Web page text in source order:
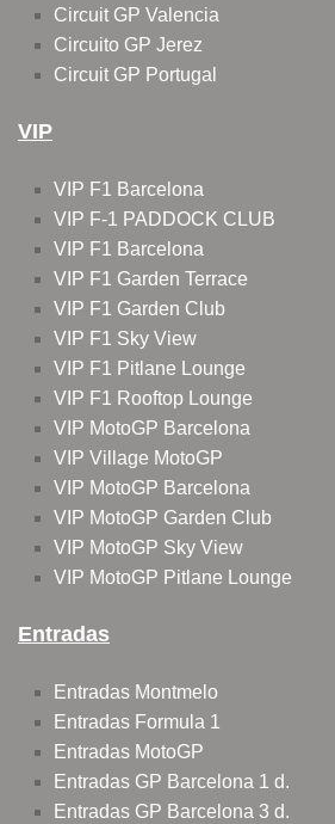
Circuit GP Valencia
Circuito GP Jerez
Circuit GP Portugal
VIP
VIP F1 Barcelona
VIP F-1 PADDOCK CLUB
VIP F1 Barcelona
VIP F1 Garden Terrace
VIP F1 Garden Club
VIP F1 Sky View
VIP F1 Pitlane Lounge
VIP F1 Rooftop Lounge
VIP MotoGP Barcelona
VIP Village MotoGP
VIP MotoGP Barcelona
VIP MotoGP Garden Club
VIP MotoGP Sky View
VIP MotoGP Pitlane Lounge
Entradas
Entradas Montmelo
Entradas Formula 1
Entradas MotoGP
Entradas GP Barcelona 1 d.
Entradas GP Barcelona 3 d.